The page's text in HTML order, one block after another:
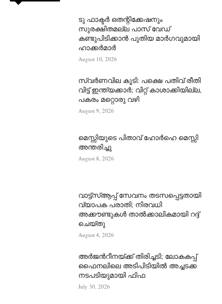
ടു ഫാക്ടർ ഒതന്റിക്കേഷനും
സുരക്ഷിതമല്ല പാസ് വേഡ്
കണ്ടുപിടിക്കാൻ പുതിയ മാർഗവുമായി
ഹാക്കർമാർ
August 10, 2026
സ്വർണവില കൂടി: പക്ഷെ പതിവ് രീതി
വിട്ട് ഇന്ത്യക്കാർ; വിറ്റ് കാശാക്കിയില്ല,
പകരം മറ്റൊരു വഴി
August 9, 2026
മെസ്സിയുടെ പിതാവ് ഹോർഹെ മെസ്സി
അന്തരിച്ചു
August 8, 2026
വാട്ട്‌സ്ആപ്പ് സേവനം തടസപ്പെട്ടതായി
വ്യാപക പരാതി; നിരവധി
അക്കൗണ്ടുകൾ താൽക്കാലികമായി റദ്ദ്
ചെയ്തു
August 4, 2026
അർജന്‍റീനയ്ക്ക് തിരിച്ചടി; ലോകകപ്പ്
ഫൈനലിലെ അടിപിടിയിൽ അച്ചടക്ക
നടപടിയുമായി ഫിഫ
July 30, 2026